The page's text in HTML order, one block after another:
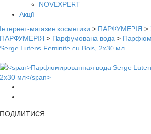
NOVEXPERT
Акції
Інтернет-магазин косметики > ПАРФУМЕРІЯ >
ПАРФУМЕРІЯ > Парфумована вода >
Serge Lutens Feminite du Bois, 2х30 мл
ПОДІЛИТИСЯ